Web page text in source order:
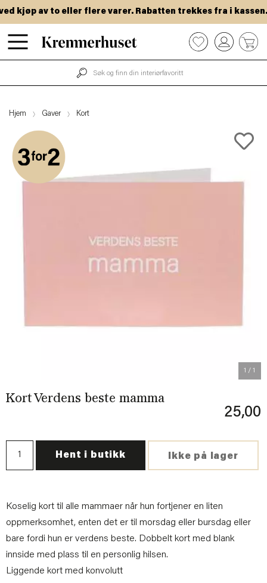
Hopp
til
kjøp av to eller flere varer. Rabatten trekkes fra i kassen.
0
Hjem Gaver Kort
1 / 1
Kort Verdens beste mamma
25,00
Ikke på lager
Hent i butikk
Koselig kort til alle mammaer når hun fortjener en liten
oppmerksomhet, enten det er til morsdag eller bursdag eller
bare fordi hun er verdens beste. Dobbelt kort med blank
innside med plass til en personlig hilsen.
Liggende kort med konvolutt